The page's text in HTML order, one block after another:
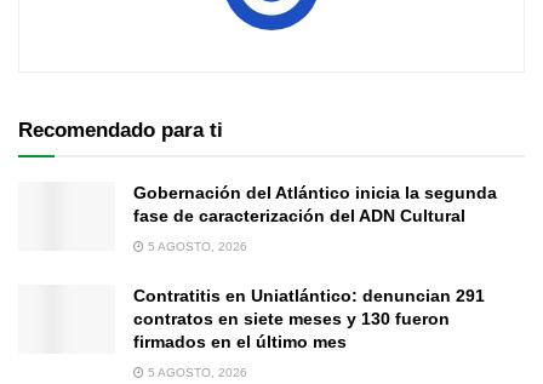
Recomendado para ti
Gobernación del Atlántico inicia la segunda
fase de caracterización del ADN Cultural
5 AGOSTO, 2026
Contratitis en Uniatlántico: denuncian 291
contratos en siete meses y 130 fueron
firmados en el último mes
5 AGOSTO, 2026